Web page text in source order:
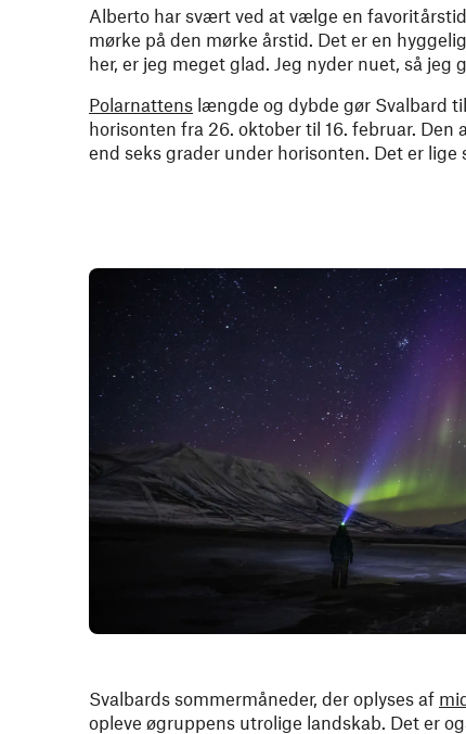
Alberto har svært ved at vælge en
mørke på den mørke årstid. Det er en
her, er jeg meget glad. Jeg nyder nuet, så
Polarnattens længde og dybde gør Svalbard
horisonten fra 26. oktober til 16. februar.
end seks grader under horisonten. Det er
Svalbards sommermåneder, der oplyses af
opleve øgruppens utrolige landskab. Det er